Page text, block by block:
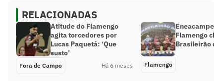
RELACIONADAS
Atitude do Flamengo
agita torcedores por
Lucas Paquetá: ‘Que
susto’
Fora de Campo Há 6 meses
Flamengo
Brasileirão de
Flamengo